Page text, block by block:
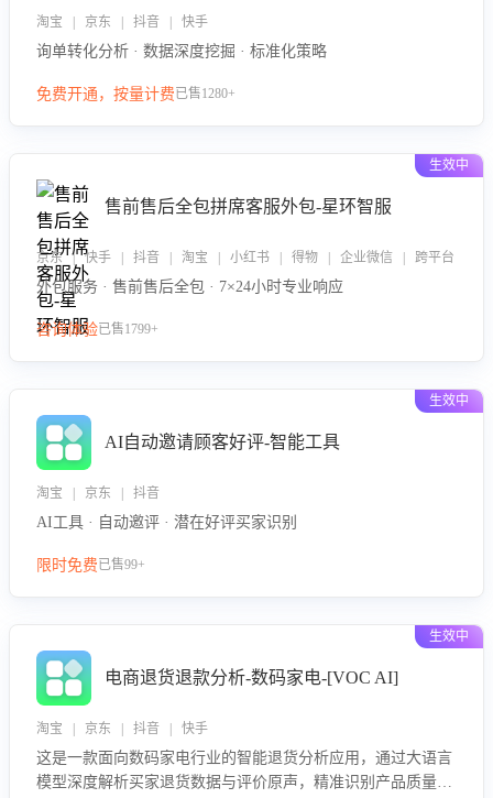
淘宝 | 京东 | 抖音 | 快手
询单转化分析 · 数据深度挖掘 · 标准化策略
免费开通，按量计费已售1280+
生效中
售前售后全包拼席客服外包-星环智服
京东 | 快手 | 抖音 | 淘宝 | 小红书 | 得物 | 企业微信 | 跨平台
外包服务 · 售前售后全包 · 7×24小时专业响应
咨询体验已售1799+
生效中
AI自动邀请顾客好评-智能工具
淘宝 | 京东 | 抖音
AI工具 · 自动邀评 · 潜在好评买家识别
限时免费已售99+
生效中
电商退货退款分析-数码家电-[VOC AI]
淘宝 | 京东 | 抖音 | 快手
这是一款面向数码家电行业的智能退货分析应用，通过大语言
模型深度解析买家退货数据与评价原声，精准识别产品质量、